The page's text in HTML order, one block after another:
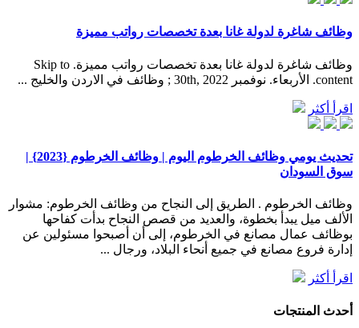
وظائف شاغرة لدولة غانا بعدة تخصصات رواتب مميزة
وظائف شاغرة لدولة غانا بعدة تخصصات رواتب مميزة. Skip to
content. الأربعاء. نوفمبر 30th, 2022 ; وظائف في الاردن والخليج ...
اقرأ أكثر
تحديث يومي وظائف الخرطوم اليوم | وظائف الخرطوم {2023} |
سوق السودان
وظائف الخرطوم . الطريق إلى النجاح من وظائف الخرطوم: مشوار
الألف ميل يبدأ بخطوة، والعديد من قصص النجاح بدأت كفاحها
بوظائف عمال مصانع في الخرطوم، إلى أن أصبحوا مسئولين عن
إدارة فروع مصانع في جميع أنحاء البلاد، ورجال ...
اقرأ أكثر
أحدث المنتجات